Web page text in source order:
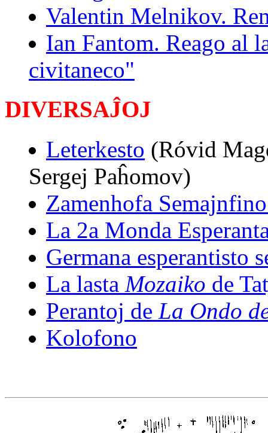
Valentin Melnikov.
Ian Fantom. Reago al
civitaneco"
DIVERSAĴOJ
Leterkesto (Róvid
Sergej Paĥomov)
Zamenhofa
La 2a Monda
Germana esperantisto
La lasta Mozaiko de
Perantoj de La Ondo
Kolofono